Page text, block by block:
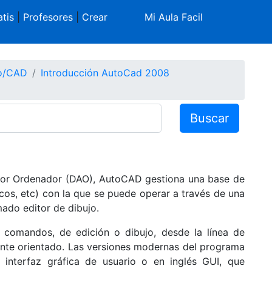
| Profesores| Crear
Mi Aula Facil
CAD
Introducción AutoCad 2008
Buscar
Ordenador (DAO), AutoCAD gestiona una base de
etc) con la que se puede operar a través de una
editor de dibujo.
de edición o dibujo, desde la línea de
orientado. Las versiones modernas del programa
gráfica de usuario o en inglés GUI, que